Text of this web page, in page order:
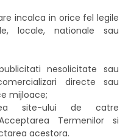
incalca in orice fel legile
locale, nationale sau
nesolicitate sau
directe sau
mijloace;
site-ului de catre
Termenilor si
acestora.